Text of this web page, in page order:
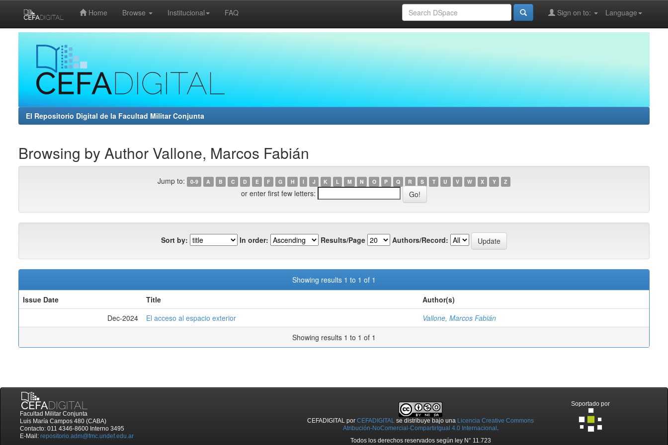
Home Browse Institucional FAQ Language
Sign on to:
El Repositorio Digital de la Facultad Militar Conjunta
Browsing by Author Vallone, Marcos Fabián
Jump to: 0-9 A B C D E F G H I J K L M N O P Q R S T U V W X Y Z
or enter first few letters:
Sort by: In order: Results/Page Authors/Record:
Showing results 1 to 1 of 1
Issue Date
Title
Author(s)
Dec-2024
El acceso al espacio exterior
Vallone, Marcos Fabián
Showing results 1 to 1 of 1
Facultad Militar Conjunta
Luis María Campos 480 (CABA)
Contacto: 011 4346-8600 Interno 3495
E-Mail: repositorio.adm@fmc.undef.edu.ar
CEFADIGITAL porCEFADIGITAL se distribuye bajo una Licencia Creative Commons
Atribución-NoComercial-CompartirIgual 4.0 Internacional .
Todos los derechos reservados según ley N° 11.723
Soportado por